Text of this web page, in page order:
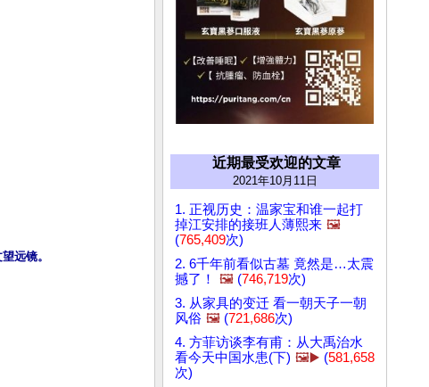
远镜。
近期最受欢迎的文章
2021年10月11日
1. 正视历史：温家宝和谁一起打
掉江安排的接班人薄熙来 🖼️
(765,409次)
2. 6千年前看似古墓 竟然是…太震
撼了！
🖼️ (746,719次)
3. 从家具的变迁 看一朝天子一朝
风俗 🖼️ (721,686次)
4. 方菲访谈李有甫：从大禹治水
看今天中国水患(下) 🖼️▶️ (581,658
次)